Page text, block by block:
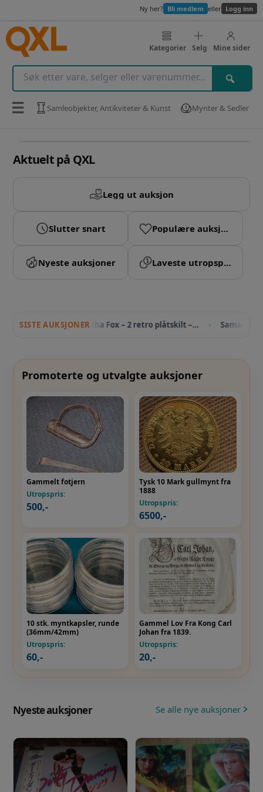
Ny her? Bli medlem eller Logg inn
Kategorier Selg Mine sider
☰ Samleobjekter, Antikviteter & Kunst Mynter & Sedler
Aktuelt på QXL
Legg ut auksjon
Slutter snart Populære auksjoner
Nyeste auksjoner Laveste utropspris
SISTE AUKSJONER
Samantha Fox – 2 retro plåtskilt –… • Samantha Fox-2 retro
Promoterte og utvalgte auksjoner
Gammelt fotjern
Utropspris:
500,-
Tysk 10 Mark gullmynt fra
1888
Utropspris:
6500,-
10 stk. myntkapsler, runde
(36mm/42mm)
Utropspris:
60,-
Gammel Lov Fra Kong Carl
Johan fra 1839.
Utropspris:
20,-
Nyeste auksjoner Se alle nye auksjoner